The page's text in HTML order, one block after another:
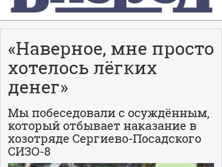
«Наверное, мне просто
хотелось лёгких
денег»
Мы побеседовали с осуждённым,
который отбывает наказание в
хозотряде Сергиево-Посадского
СИЗО-8